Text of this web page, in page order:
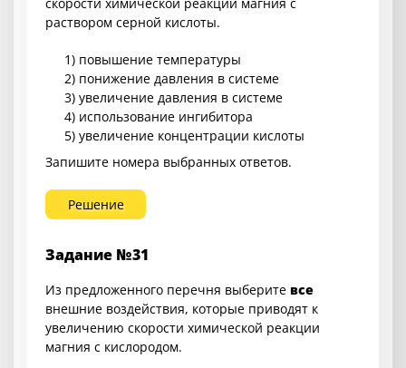
раствором серной кислоты.
1) повышение температуры
2) понижение давления в системе
3) увеличение давления в системе
4) использование ингибитора
5) увеличение концентрации кислоты
Запишите номера выбранных ответов.
Решение
Задание №31
Из предложенного перечня выберите все
внешние воздействия, которые приводят к
увеличению скорости химической реакции
магния с кислородом.